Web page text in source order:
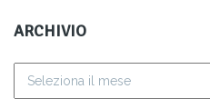
ARCHIVIO